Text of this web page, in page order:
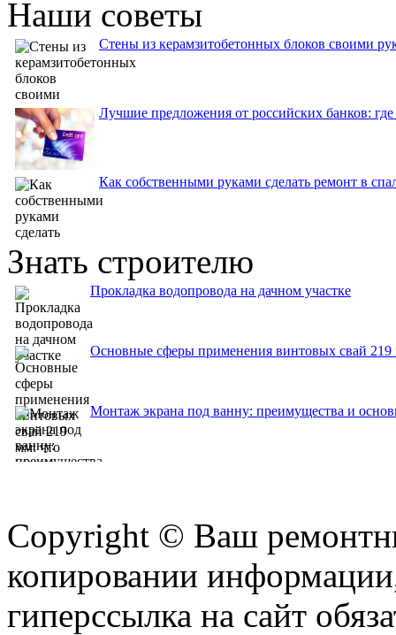
Наши советы
Стены из керамзитобетонных блоков своими
Лучшие предложения от российских банков:
Как собственными руками сделать ремонт в
Знать строителю
Прокладка водопровода на дачном участке
Основные сферы применения винтовых свай 219
Монтаж экрана под ванну: преимущества и
Copyright © Ваш
копировании
гиперссылка на сайт